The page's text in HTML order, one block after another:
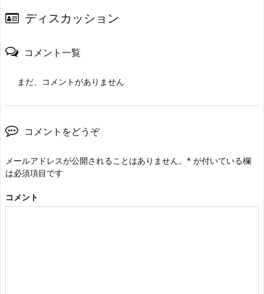
ディスカッション
コメント一覧
まだ、コメントがありません
コメントをどうぞ
メールアドレスが公開されることはありません。 * が付いている欄
は必須項目です
コメント